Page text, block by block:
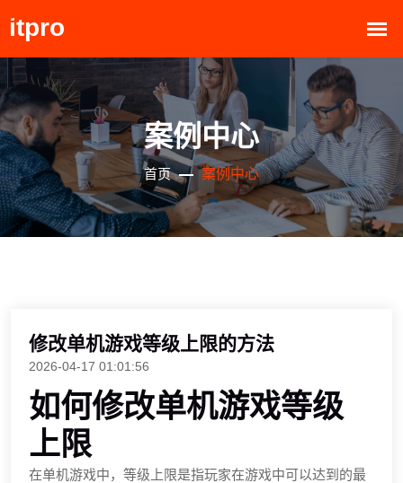
案例中心
首页 案例中心
修改单机游戏等级上限的方法
2026-04-17 01:01:56
如何修改单机游戏等级
上限
在单机游戏中，等级上限是指玩家在游戏中可以达到的最